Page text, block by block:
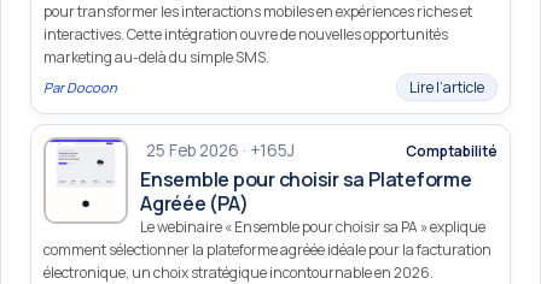
pour transformer les interactions mobiles en expériences riches et
interactives. Cette intégration ouvre de nouvelles opportunités
marketing au-delà du simple SMS.
ParDocoon Lire l’article
25 Feb 2026 · +165J Comptabilité
Ensemble pour choisir sa Plateforme
Agréée (PA)
Le webinaire « Ensemble pour choisir sa PA » explique
comment sélectionner la plateforme agréée idéale pour la facturation
électronique, un choix stratégique incontournable en 2026.